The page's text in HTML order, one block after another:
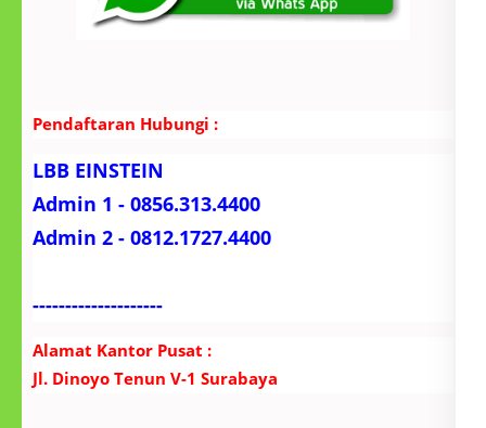
Pendaftaran Hubungi :
LBB EINSTEIN
Admin 1 - 0856.313.4400
Admin 2 - 0812.1727.4400
--------------------
Alamat Kantor Pusat :
Jl. Dinoyo Tenun V-1 Surabaya